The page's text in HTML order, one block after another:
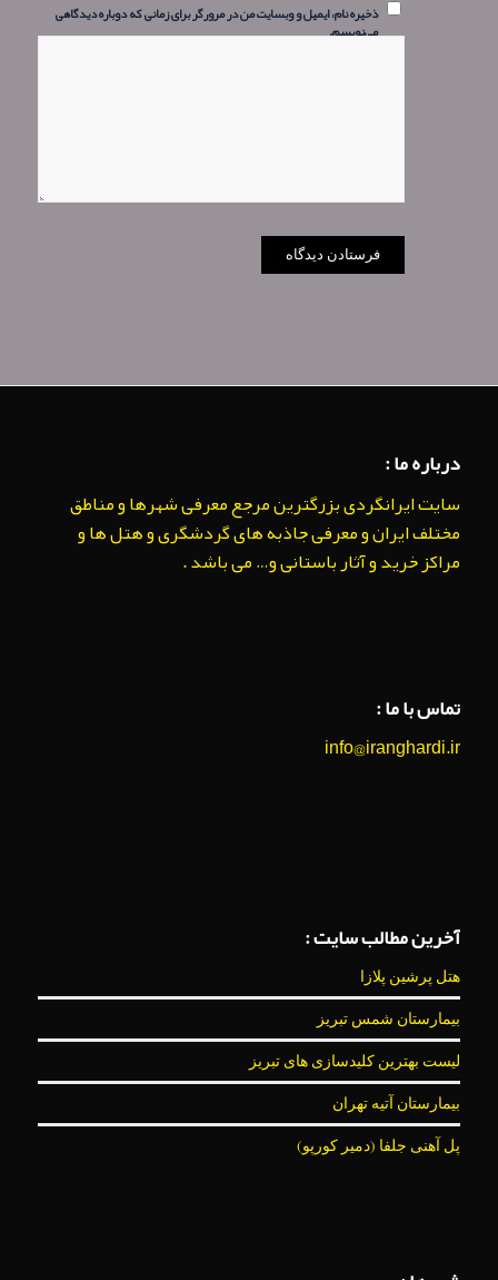
ذخیره نام، ایمیل و وبسایت من در مرورگر برای زمانی که دوباره دیدگاهی
می‌نویسم.
درباره ما :
سایت ایرانگردی بزرگترین مرجع معرفی شهرها و مناطق
مختلف ایران و معرفی جاذبه های گردشگری و هتل ها و
مراکز خرید و آثار باستانی و… می باشد .
تماس با ما :
info@iranghardi.ir
آخرین مطالب سایت :
هتل پرشین پلازا
بیمارستان شمس تبریز
لیست بهترین کلیدسازی های تبریز
بیمارستان آتیه تهران
پل آهنی جلفا (دمیر کورپو)